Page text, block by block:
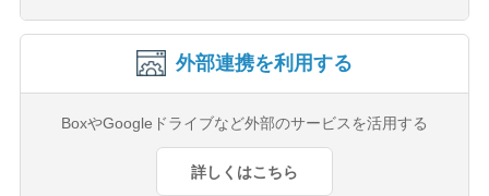
外部連携を利用する
BoxやGoogleドライブなど外部のサービスを活用する
詳しくはこちら